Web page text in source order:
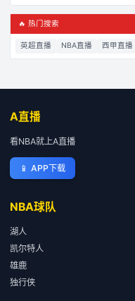
🔥 热门搜索
英超直播 NBA直播 西甲直播
A直播
看NBA就上A直播
📱 APP下载
NBA球队
湖人
凯尔特人
雄鹿
独行侠